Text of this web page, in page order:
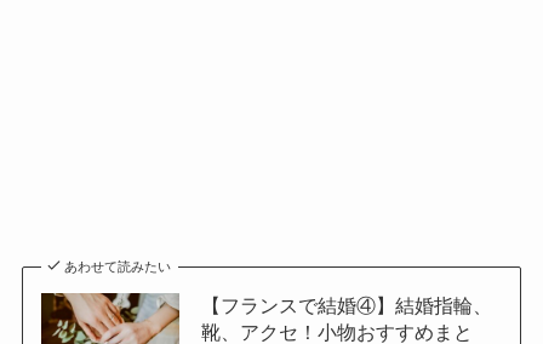
あわせて読みたい
【フランスで結婚④】結婚指輪、
靴、アクセ！小物おすすめまと